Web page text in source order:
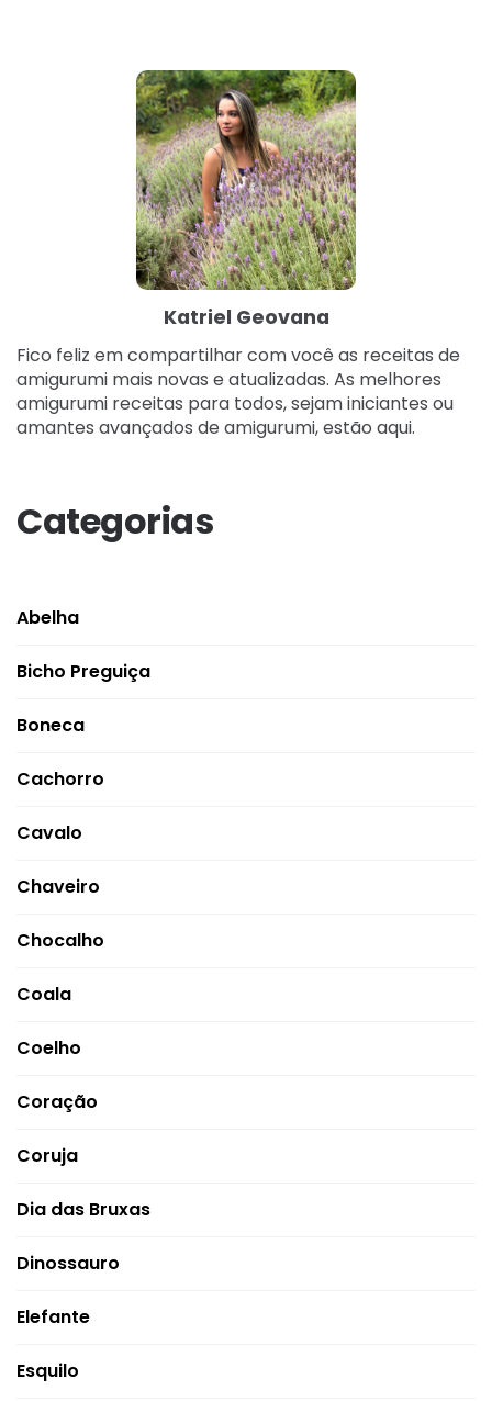
Katriel Geovana
Fico feliz em compartilhar com você as receitas de
amigurumi mais novas e atualizadas. As melhores
amigurumi receitas para todos, sejam iniciantes ou
amantes avançados de amigurumi, estão aqui.
Categorias
Abelha
Bicho Preguiça
Boneca
Cachorro
Cavalo
Chaveiro
Chocalho
Coala
Coelho
Coração
Coruja
Dia das Bruxas
Dinossauro
Elefante
Esquilo